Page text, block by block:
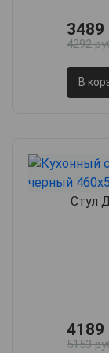
3489
4292
В
Стул
4189
5153